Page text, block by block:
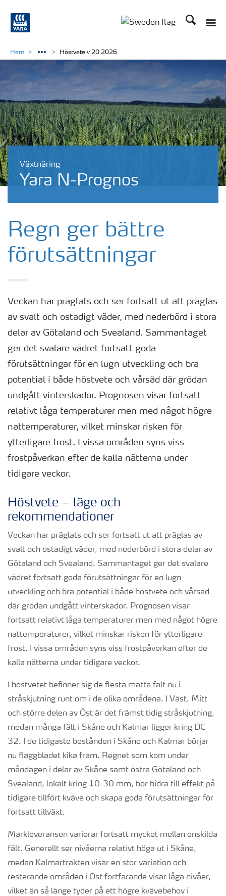
Sök
Växtnäring
Yara N-Prognos
Hem Höstvete v 20 2026
Regn ger bättre
förutsättningar
Veckan har präglats och ser fortsatt ut att präglas
av svalt och ostadigt väder, med nederbörd i stora
delar av Götaland och Svealand. Sammantaget
ger det svalare vädret fortsatt goda
förutsättningar för en lugn utveckling och bra
potential i både höstvete och vårsäd där grödan
undgått vinterskador. Prognosen visar fortsatt
relativt låga temperaturer men med något högre
nattemperaturer, vilket minskar risken för
ytterligare frost. I vissa områden syns viss
frostpåverkan efter de kalla nätterna under
tidigare veckor.
Höstvete – läge och
rekommendationer
Veckan har präglats och ser fortsatt ut att präglas av
svalt och ostadigt väder, med nederbörd i stora delar av
Götaland och Svealand. Sammantaget ger det svalare
vädret fortsatt goda förutsättningar för en lugn
utveckling och bra potential i både höstvete och vårsäd
där grödan undgått vinterskador. Prognosen visar
fortsatt relativt låga temperaturer men med något högre
nattemperaturer, vilket minskar risken för ytterligare
frost. I vissa områden syns viss frostpåverkan efter de
kalla nätterna under tidigare veckor.
I höstvetet befinner sig de flesta mätta fält nu i
stråskjutning runt om i de olika områdena. I Väst, Mitt
och större delen av Öst är det främst tidig stråskjutning,
medan många fält i Skåne och Kalmar ligger kring DC
32. I de tidigaste bestånden i Skåne och Kalmar börjar
nu flaggbladet kika fram. Regnet som kom under
måndagen i delar av Skåne samt östra Götaland och
Svealand, lokalt kring 10-30 mm, bör bidra till effekt på
tidigare tillfört kväve och skapa goda förutsättningar för
fortsatt tillväxt.
Markleveransen varierar fortsatt mycket mellan enskilda
fält. Generellt ser nivåerna relativt höga ut i Skåne,
medan Kalmartrakten visar en stor variation och
resterande områden i Öst fortfarande visar låga nivåer,
vilket än så länge tyder på ett högre kvävebehov i